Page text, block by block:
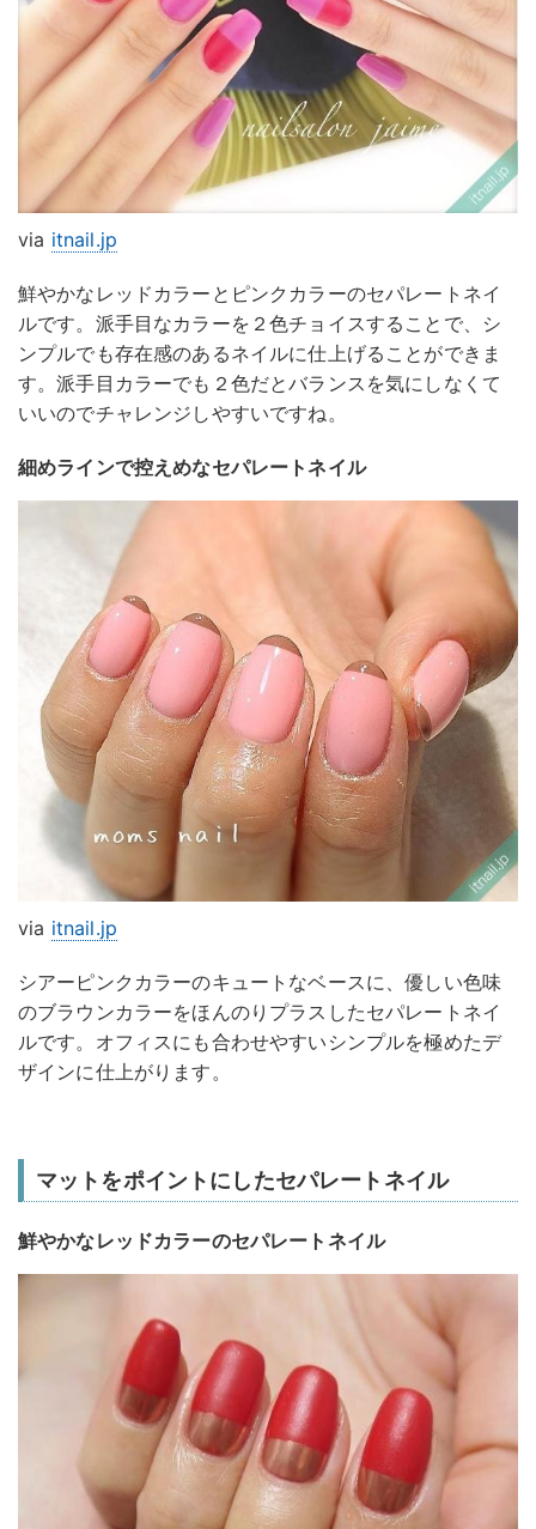
via itnail.jp
鮮やかなレッドカラーとピンクカラーのセパレートネイ
ルです。派手目なカラーを２色チョイスすることで、シ
ンプルでも存在感のあるネイルに仕上げることができま
す。派手目カラーでも２色だとバランスを気にしなくて
いいのでチャレンジしやすいですね。
細めラインで控えめなセパレートネイル
via itnail.jp
シアーピンクカラーのキュートなベースに、優しい色味
のブラウンカラーをほんのりプラスしたセパレートネイ
ルです。オフィスにも合わせやすいシンプルを極めたデ
ザインに仕上がります。
マットをポイントにしたセパレートネイル
鮮やかなレッドカラーのセパレートネイル